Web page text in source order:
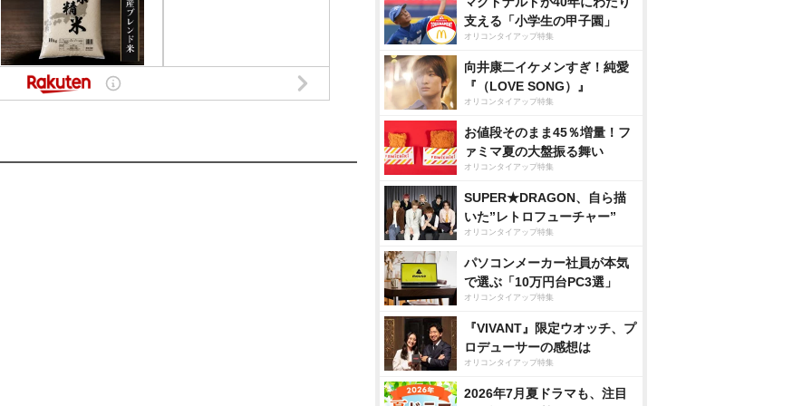
支える「小学生の甲子園」
オリコンタイアップ特集
向井康二イケメンすぎ！純愛
『（LOVE SONG）』
オリコンタイアップ特集
お値段そのまま45％増量！フ
ァミマ夏の大盤振る舞い
オリコンタイアップ特集
SUPER★DRAGON、自ら描
いた”レトロフューチャー”
オリコンタイアップ特集
パソコンメーカー社員が本気
で選ぶ「10万円台PC3選」
オリコンタイアップ特集
『VIVANT』限定ウオッチ、プ
ロデューサーの感想は
オリコンタイアップ特集
2026年7月夏ドラマも、注目